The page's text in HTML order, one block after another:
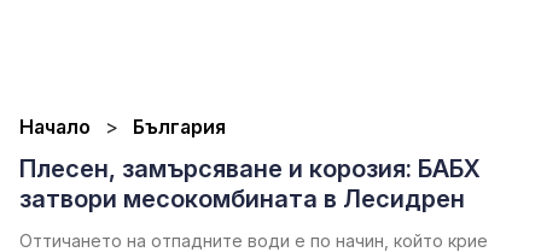
Начало България
Плесен, замърсяване и корозия: БАБХ
затвори месокомбината в Лесидрен
Оттичането на отпадните води е по начин, който крие